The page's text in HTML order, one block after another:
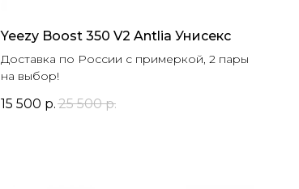
Yeezy Boost 350 V2 Antlia Унисекс
Доставка по России с примеркой, 2 пары
на выбор!
15 500 р. 25 500 р.